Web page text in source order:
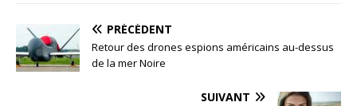
PRÉCÉDENT
Retour des drones espions américains au-dessus
de la mer Noire
SUIVANT